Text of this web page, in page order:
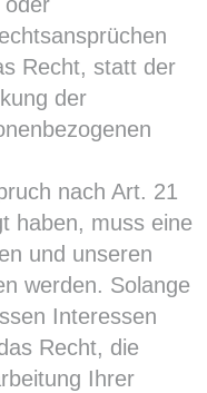
Recht, statt der
der
nach Art. 21
haben, muss eine
und unseren
werden. Solange
Interessen
Recht, die
Ihrer